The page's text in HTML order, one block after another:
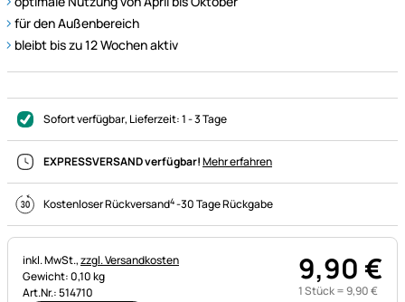
für den Außenbereich
bleibt bis zu 12 Wochen aktiv
Sofort verfügbar, Lieferzeit:1 - 3 Tage
EXPRESSVERSAND verfügbar!Mehr erfahren
Kostenloser Rückversand4-30 Tage Rückgabe
Steuerhinweis:
inkl. MwSt.,zzgl. Versandkosten
Gewicht: 0,10 kg
Art.Nr.: 514710
9,90€
1 Stück =9,90€